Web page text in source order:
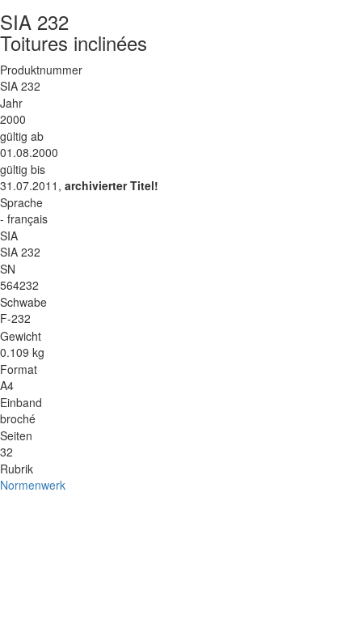
SIA 232
Toitures inclinées
Produktnummer
SIA 232
Jahr
2000
gültig ab
01.08.2000
gültig bis
31.07.2011, archivierter Titel!
Sprache
- français
SIA
SIA 232
SN
564232
Schwabe
F-232
Gewicht
0.109 kg
Format
A4
Einband
broché
Seiten
32
Rubrik
Normenwerk